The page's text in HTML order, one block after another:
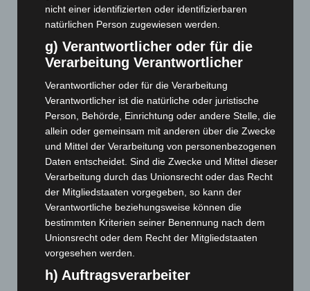
Dezember 2025(103)
November 2025 (114)
Oktober 2025(112)
September 2025(93)
August 2025(90)
Juli 2025(90)
Juni 2025(103)
Mai 2025 (112)
April 2025(88)
März 2025(111)
Februar 2025
(96)
Januar 2025(88)
Dezember 2024(89)
November 2024(94)
nicht einer identifizierten oder identifizierbaren
natürlichen Person zugewiesen werden.
g) Verantwortlicher oder für die
Verarbeitung Verantwortlicher
Verantwortlicher oder für die Verarbeitung
Verantwortlicher ist die natürliche oder juristische
Person, Behörde, Einrichtung oder andere Stelle, die
allein oder gemeinsam mit anderen über die Zwecke
und Mittel der Verarbeitung von personenbezogenen
Daten entscheidet. Sind die Zwecke und Mittel dieser
Verarbeitung durch das Unionsrecht oder das Recht
der Mitgliedstaaten vorgegeben, so kann der
Verantwortliche beziehungsweise können die
bestimmten Kriterien seiner Benennung nach dem
Unionsrecht oder dem Recht der Mitgliedstaaten
vorgesehen werden.
h) Auftragsverarbeiter